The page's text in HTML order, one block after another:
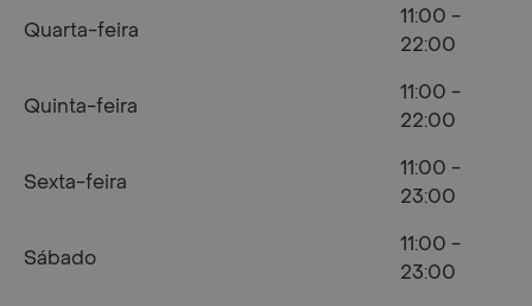
Quarta-feira
11:00 -
22:00
Quinta-feira
11:00 -
22:00
Sexta-feira
11:00 -
23:00
Sábado
11:00 -
23:00